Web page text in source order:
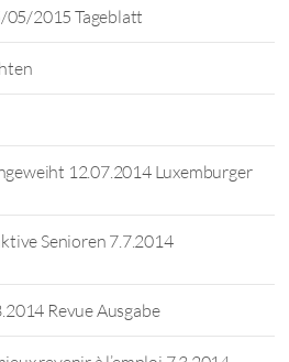
05/2015 Tageblatt
12.07.2014 Luxemburger
Senioren 7.7.2014
Revue Ausgabe